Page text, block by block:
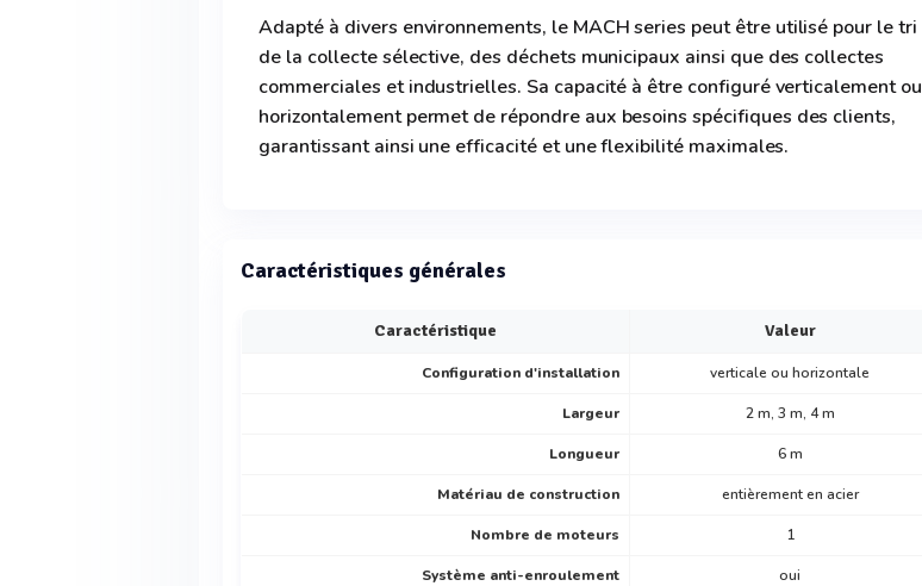
Adapté à divers environnements, le MACH series peut être utilisé pour le tri
de la collecte sélective, des déchets municipaux ainsi que des collectes
commerciales et industrielles. Sa capacité à être configuré verticalement ou
horizontalement permet de répondre aux besoins spécifiques des clients,
garantissant ainsi une efficacité et une flexibilité maximales.
Caractéristiques générales
Caractéristique Valeur
Configuration d'installation verticale ou horizontale
Largeur 2 m, 3 m, 4 m
Longueur 6 m
Matériau de construction entièrement en acier
Nombre de moteurs 1
Système anti-enroulement oui